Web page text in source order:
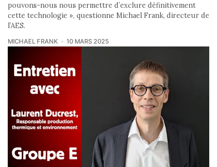
pouvons-nous nous permettre d’exclure définitivement
cette technologie », questionne Michael Frank, directeur de
l’AES.
MICHAEL FRANK 10 MARS 2025